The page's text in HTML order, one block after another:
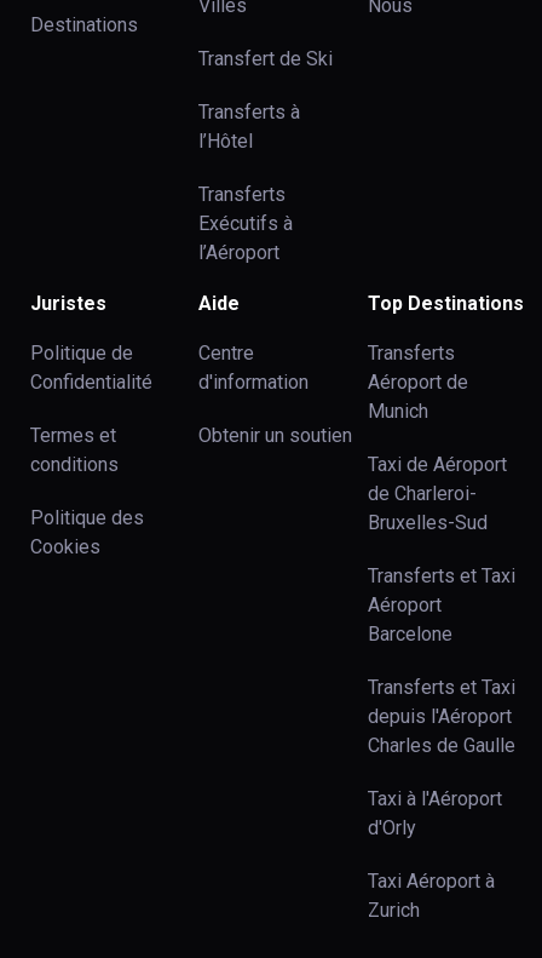
Destinations
Villes
Transfert de Ski
Transferts à
l’Hôtel
Transferts
Exécutifs à
l’Aéroport
Nous
Juristes
Politique de
Confidentialité
Termes et
conditions
Politique des
Cookies
Aide
Centre
d'information
Obtenir un soutien
Top Destinations
Transferts
Aéroport de
Munich
Taxi de Aéroport
de Charleroi-
Bruxelles-Sud
Transferts et Taxi
Aéroport
Barcelone
Transferts et Taxi
depuis l'Aéroport
Charles de Gaulle
Taxi à l'Aéroport
d'Orly
Taxi Aéroport à
Zurich